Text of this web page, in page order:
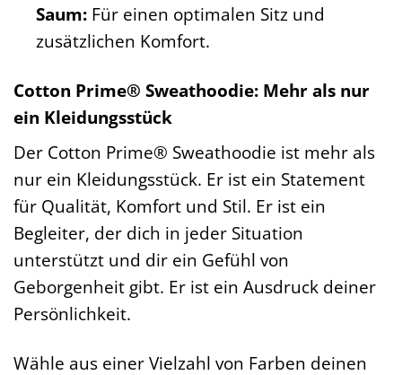
Saum:Für einen optimalen Sitz und
zusätzlichen Komfort.
Cotton Prime® Sweathoodie: Mehr als nur
ein Kleidungsstück
Der Cotton Prime® Sweathoodie ist mehr als
nur ein Kleidungsstück. Er ist ein Statement
für Qualität, Komfort und Stil. Er ist ein
Begleiter, der dich in jeder Situation
unterstützt und dir ein Gefühl von
Geborgenheit gibt. Er ist ein Ausdruck deiner
Persönlichkeit.
Wähle aus einer Vielzahl von Farben deinen